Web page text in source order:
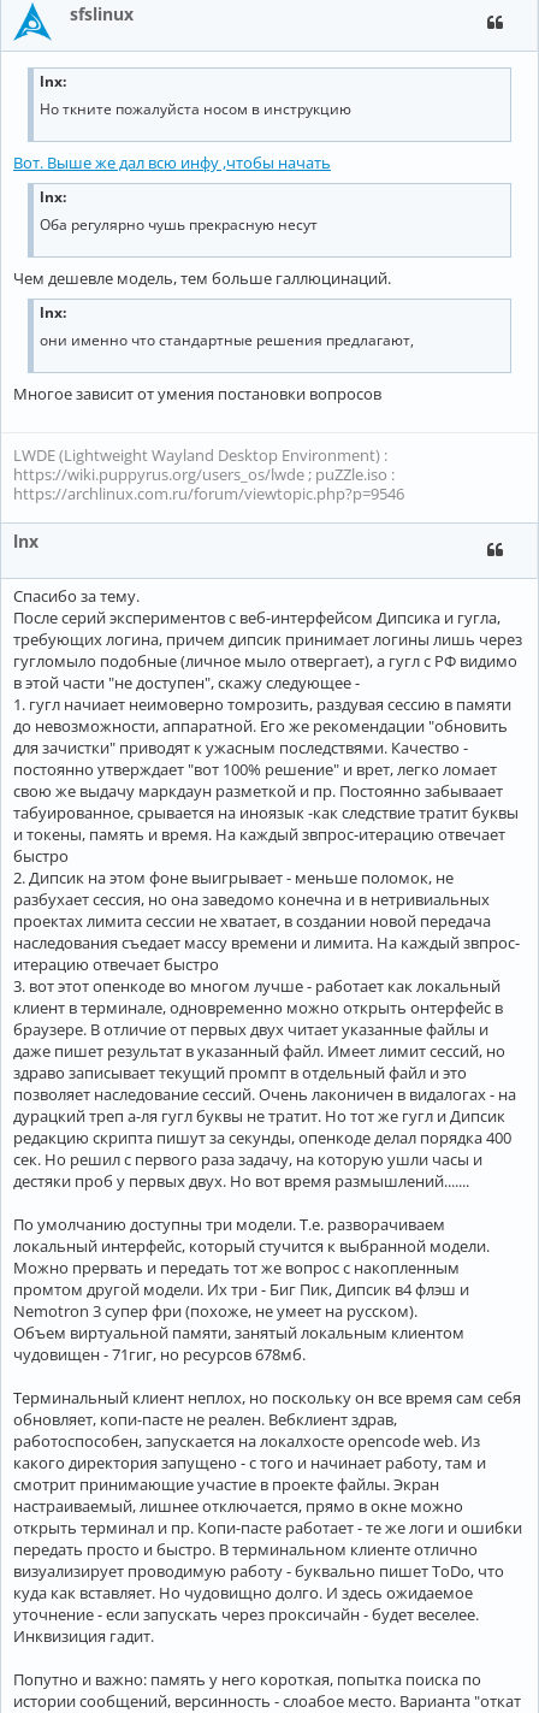
sfslinux
lnx:
Но ткните пожалуйста носом в инструкцию
Вот. Выше же дал всю инфу ,чтобы начать
lnx:
Оба регулярно чушь прекрасную несут
Чем дешевле модель, тем больше галлюцинаций.
lnx:
они именно что стандартные решения предлагают,
Многое зависит от умения постановки вопросов
LWDE (Lightweight Wayland Desktop Environment) :
https://wiki.puppyrus.org/users_os/lwde ; puZZle.iso :
https://archlinux.com.ru/forum/viewtopic.php?p=9546
lnx
Спасибо за тему.
После серий экспериментов с веб-интерфейсом Дипсика и гугла,
требующих логина, причем дипсик принимает логины лишь через
гугломыло подобные (личное мыло отвергает), а гугл с РФ видимо
в этой части "не доступен", скажу следующее -
1. гугл начиает неимоверно томрозить, раздувая сессию в памяти
до невозможности, аппаратной. Его же рекомендации "обновить
для зачистки" приводят к ужасным последствями. Качество -
постоянно утверждает "вот 100% решение" и врет, легко ломает
свою же выдачу маркдаун разметкой и пр. Постоянно забываает
табуированное, срывается на иноязык -как следствие тратит буквы
и токены, память и время. На каждый звпрос-итерацию отвечает
быстро
2. Дипсик на этом фоне выигрывает - меньше поломок, не
разбухает сессия, но она заведомо конечна и в нетривиальных
проектах лимита сессии не хватает, в создании новой передача
наследования съедает массу времени и лимита. На каждый звпрос-
итерацию отвечает быстро
3. вот этот опенкоде во многом лучше - работает как локальный
клиент в терминале, одновременно можно открыть онтерфейс в
браузере. В отличие от первых двух читает указанные файлы и
даже пишет результат в указанный файл. Имеет лимит сессий, но
здраво записывает текущий промпт в отдельный файл и это
позволяет наследование сессий. Очень лаконичен в видалогах - на
дурацкий треп а-ля гугл буквы не тратит. Но тот же гугл и Дипсик
редакцию скрипта пишут за секунды, опенкоде делал порядка 400
сек. Но решил с первого раза задачу, на которую ушли часы и
дестяки проб у первых двух. Но вот время размышлений.......
По умолчанию доступны три модели. Т.е. разворачиваем
локальный интерфейс, который стучится к выбранной модели.
Можно прервать и передать тот же вопрос с накопленным
промтом другой модели. Их три - Биг Пик, Дипсик в4 флэш и
Nemotron 3 супер фри (похоже, не умеет на русском).
Объем виртуальной памяти, занятый локальным клиентом
чудовищен - 71гиг, но ресурсов 678мб.
Терминальный клиент неплох, но поскольку он все время сам себя
обновляет, копи-пасте не реален. Вебклиент здрав,
работоспособен, запускается на локалхосте opencode web. Из
какого директория запущено - с того и начинает работу, там и
смотрит принимающие участие в проекте файлы. Экран
настраиваемый, лишнее отключается, прямо в окне можно
открыть терминал и пр. Копи-пасте работает - те же логи и ошибки
передать просто и быстро. В терминальном клиенте отлично
визуализирует проводимую работу - буквально пишет ToDo, что
куда как вставляет. Но чудовищно долго. И здесь ожидаемое
уточнение - если запускать через проксичайн - будет веселее.
Инквизиция гадит.
Попутно и важно: память у него короткая, попытка поиска по
истории сообщений, версинность - слоабое место. Варианта "откат